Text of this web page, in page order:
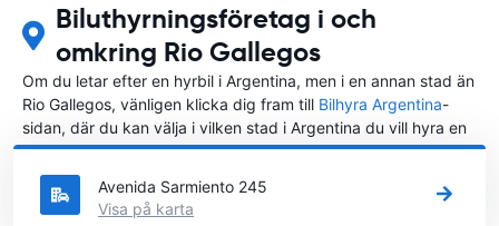
Biluthyrningsföretag i och
omkring Rio Gallegos
Om du letar efter en hyrbil i Argentina, men i en annan stad än
Rio Gallegos, vänligen klicka dig fram till Bilhyra Argentina-
sidan, där du kan välja i vilken stad i Argentina du vill hyra en
bil.
Avenida Sarmiento 245
Visa på karta